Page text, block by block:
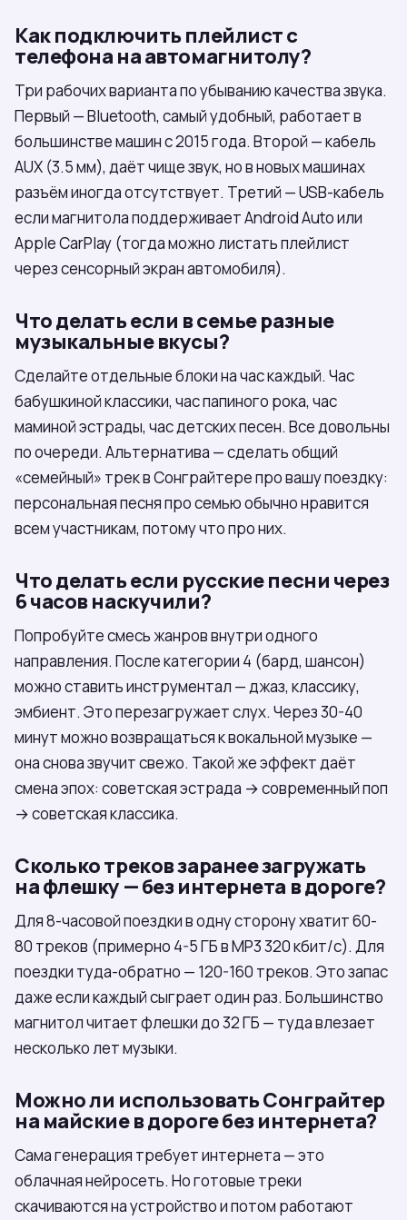
Как подключить плейлист с
телефона на автомагнитолу?
Три рабочих варианта по убыванию качества звука.
Первый — Bluetooth, самый удобный, работает в
большинстве машин с 2015 года. Второй — кабель
AUX (3.5 мм), даёт чище звук, но в новых машинах
разъём иногда отсутствует. Третий — USB-кабель
если магнитола поддерживает Android Auto или
Apple CarPlay (тогда можно листать плейлист
через сенсорный экран автомобиля).
Что делать если в семье разные
музыкальные вкусы?
Сделайте отдельные блоки на час каждый. Час
бабушкиной классики, час папиного рока, час
маминой эстрады, час детских песен. Все довольны
по очереди. Альтернатива — сделать общий
«семейный» трек в Сонграйтере про вашу поездку:
персональная песня про семью обычно нравится
всем участникам, потому что про них.
Что делать если русские песни через
6 часов наскучили?
Попробуйте смесь жанров внутри одного
направления. После категории 4 (бард, шансон)
можно ставить инструментал — джаз, классику,
эмбиент. Это перезагружает слух. Через 30-40
минут можно возвращаться к вокальной музыке —
она снова звучит свежо. Такой же эффект даёт
смена эпох: советская эстрада → современный поп
→ советская классика.
Сколько треков заранее загружать
на флешку — без интернета в дороге?
Для 8-часовой поездки в одну сторону хватит 60-
80 треков (примерно 4-5 ГБ в MP3 320 кбит/с). Для
поездки туда-обратно — 120-160 треков. Это запас
даже если каждый сыграет один раз. Большинство
магнитол читает флешки до 32 ГБ — туда влезает
несколько лет музыки.
Можно ли использовать Сонграйтер
на майские в дороге без интернета?
Сама генерация требует интернета — это
облачная нейросеть. Но готовые треки
скачиваются на устройство и потом работают